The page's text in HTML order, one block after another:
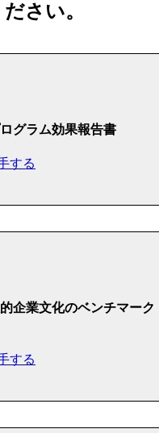
さい。
グラム効果報告書
する
企業文化のベンチマーク
する